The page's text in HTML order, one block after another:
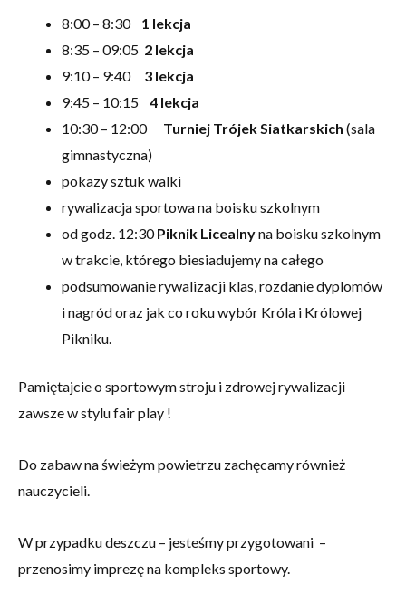
8:00 – 8:30
1 lekcja
8:35 – 09:05 2 lekcja
9:10 – 9:40 3 lekcja
9:45 – 10:15 4 lekcja
10:30 – 12:00 Turniej Trójek Siatkarskich (sala
gimnastyczna)
pokazy sztuk walki
rywalizacja sportowa na boisku szkolnym
od godz. 12:30Piknik Licealnyna boisku szkolnym
w trakcie, którego biesiadujemy na całego
podsumowanie rywalizacji klas, rozdanie dyplomów
i nagród oraz jak co roku wybór Króla i Królowej
Pikniku.
Pamiętajcie o sportowym stroju i zdrowej rywalizacji
zawsze w stylu fair play !
Do zabaw na świeżym powietrzu zachęcamy również
nauczycieli.
W przypadku deszczu – jesteśmy przygotowani –
przenosimy imprezę na kompleks sportowy.